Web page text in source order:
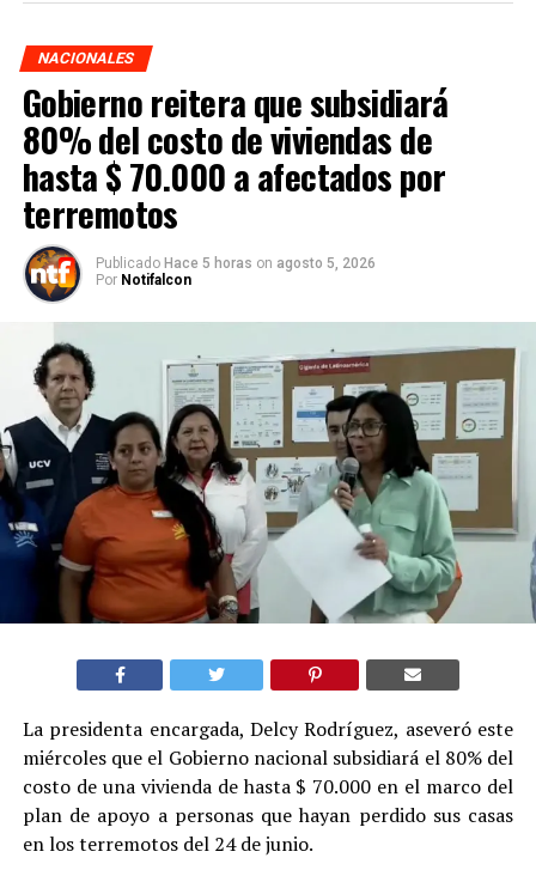
NACIONALES
Gobierno reitera que subsidiará
80% del costo de viviendas de
hasta $ 70.000 a afectados por
terremotos
Publicado Hace 5 horas on agosto 5, 2026
Por Notifalcon
La presidenta encargada, Delcy Rodríguez, aseveró este
miércoles que el Gobierno nacional subsidiará el 80% del
costo de una vivienda de hasta $ 70.000 en el marco del
plan de apoyo a personas que hayan perdido sus casas
en los terremotos del 24 de junio.